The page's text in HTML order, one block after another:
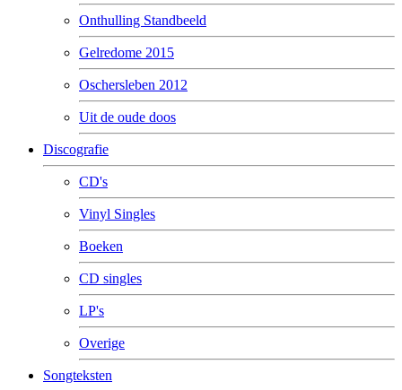
Onthulling Standbeeld
Gelredome 2015
Oschersleben 2012
Uit de oude doos
Discografie
CD's
Vinyl Singles
Boeken
CD singles
LP's
Overige
Songteksten